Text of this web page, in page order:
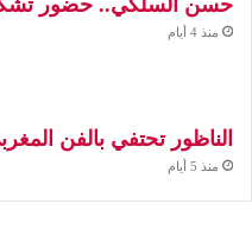
منذ 4 أيام
الناظور تحتفي بالفن
منذ 5 أيام